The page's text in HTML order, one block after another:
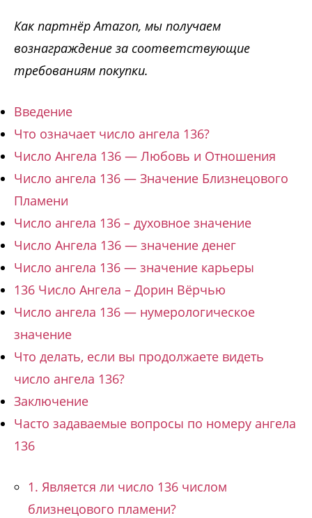
Как партнёр Amazon, мы получаем
вознаграждение за соответствующие
требованиям покупки.
Введение
Что означает число ангела 136?
Число Ангела 136 — Любовь и Отношения
Число ангела 136 — Значение Близнецового
Пламени
Число ангела 136 – духовное значение
Число Ангела 136 — значение денег
Число ангела 136 — значение карьеры
136 Число Ангела – Дорин Вёрчью
Число ангела 136 — нумерологическое
значение
Что делать, если вы продолжаете видеть
число ангела 136?
Заключение
Часто задаваемые вопросы по номеру ангела
136
1. Является ли число 136 числом
близнецового пламени?